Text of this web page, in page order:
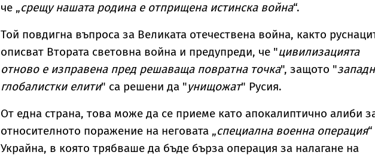
че „срещу нашата родина е отприщена истинска война“.
Той повдигна въпроса за Великата отечествена война, както
описват Втората световна война и предупреди, че "цивилизацията
отново е изправена пред решаваща повратна точка", защото "
глобалистки елити" са решени да "унищожат" Русия.
От една страна, това може да се приеме като апокалиптично алиби
относителното поражение на неговата „специална военна операция
Украйна, в която трябваше да бъде бърза операция за налагане на